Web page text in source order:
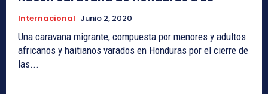
Internacional Junio 2, 2020
Una caravana migrante, compuesta por menores y adultos
africanos y haitianos varados en Honduras por el cierre de
las...